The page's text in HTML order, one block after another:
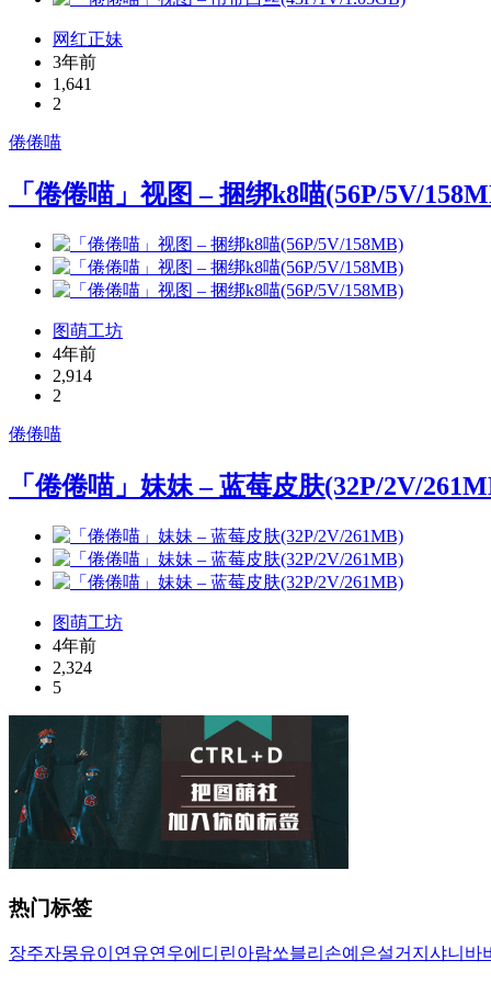
网红正妹
3年前
1,641
2
倦倦喵
「倦倦喵」视图 – 捆绑k8喵(56P/5V/
图萌工坊
4年前
2,914
2
倦倦喵
「倦倦喵」妹妹 – 蓝莓皮肤(32P/2V/
图萌工坊
4年前
2,324
5
热门标签
장주자몽유이 연유연우에디린아람쏘블리 손예은설거지 샤니 바